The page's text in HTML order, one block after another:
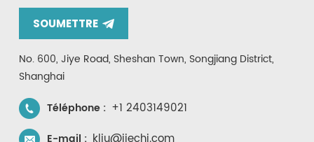
SOUMETTRE
No. 600, Jiye Road, Sheshan Town, Songjiang District,
Shanghai
Téléphone : +1 2403149021
E-mail :